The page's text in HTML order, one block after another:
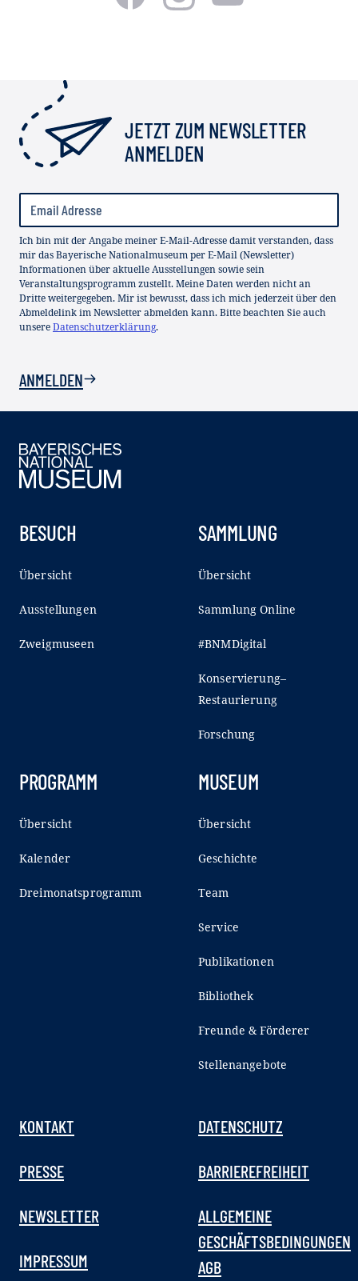
JETZT ZUM NEWSLETTER
ANMELDEN
Ich bin mit der Angabe meiner E-Mail-Adresse damit verstanden, dass
mir das Bayerische Nationalmuseum per E-Mail (Newsletter)
Informationen über aktuelle Ausstellungen sowie sein
Veranstaltungsprogramm zustellt. Meine Daten werden nicht an
Dritte weitergegeben. Mir ist bewusst, dass ich mich jederzeit über den
Abmeldelink im Newsletter abmelden kann. Bitte beachten Sie auch
unsereDatenschutzerklärung.
ANMELDEN
BESUCH
Übersicht
Ausstellungen
Zweigmuseen
SAMMLUNG
Übersicht
Sammlung Online
#BNMDigital
Konservierung–
Restaurierung
Forschung
PROGRAMM
Übersicht
Kalender
Dreimonatsprogramm
MUSEUM
Übersicht
Geschichte
Team
Service
Publikationen
Bibliothek
Freunde & Förderer
Stellenangebote
KONTAKT
PRESSE
NEWSLETTER
IMPRESSUM
DATENSCHUTZ
BARRIEREFREIHEIT
ALLGEMEINE
GESCHÄFTSBEDINGUNGEN
AGB